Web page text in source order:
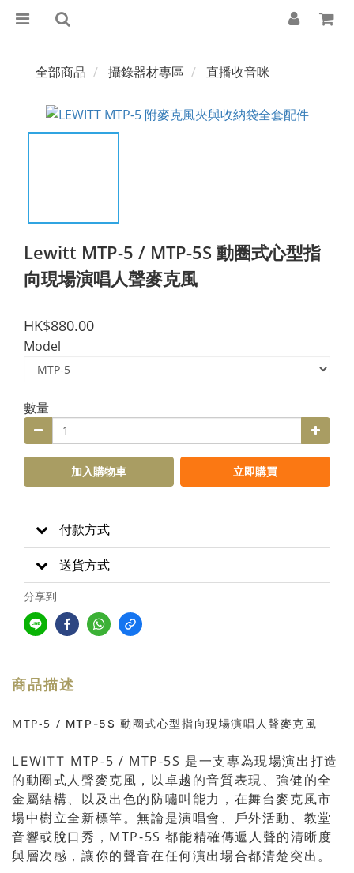
全部商品 攝錄器材專區 直播收音咪
Lewitt MTP-5 / MTP-5S 動圈式心型指
向現場演唱人聲麥克風
HK$880.00
Model
數量
加入購物車 立即購買
付款方式
送貨方式
分享到
商品描述
MTP-5 / MTP-5S 動圈式心型指向現場演唱人聲麥克風
LEWITT MTP-5 / MTP-5S 是一支專為現場演出打造
的動圈式人聲麥克風，以卓越的音質表現、強健的全
金屬結構、以及出色的防嘯叫能力，在舞台麥克風市
場中樹立全新標竿。無論是演唱會、戶外活動、教堂
音響或脫口秀，MTP-5S 都能精確傳遞人聲的清晰度
與層次感，讓你的聲音在任何演出場合都清楚突出。